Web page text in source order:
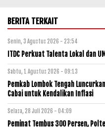
BERITA TERKAIT
Senin, 3 Agustus 2026 - 23:54
ITDC Perkuat Talenta Lokal dan
Sabtu, 1 Agustus 2026 - 09:13
Pemkab Lombok Tengah
Cabai untuk Kendalikan Inflasi
Selasa, 28 Juli 2026 - 04:09
Peminat Tembus 300 Persen,